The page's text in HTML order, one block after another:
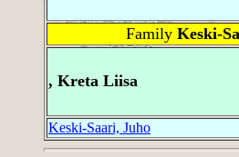
Family Keski-
, Kreta Liisa
Keski-Saari, Juho